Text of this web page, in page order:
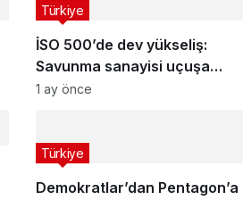
İSO 500’de dev yükseliş:
Savunma sanayisi uçuşa
geçti
Türkiye
1 ay önce
Demokratlar’dan Pentagon’a
Türkiye